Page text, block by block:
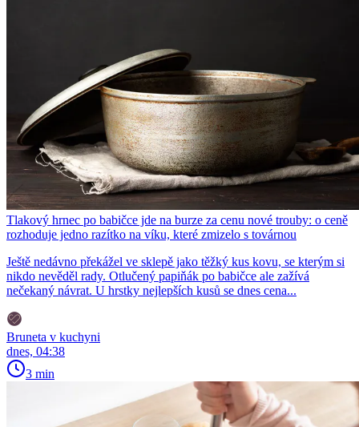
Tlakový hrnec po babičce jde na burze za cenu nové trouby: o ceně
rozhoduje jedno razítko na víku, které zmizelo s továrnou
Ještě nedávno překážel ve sklepě jako těžký kus kovu, se kterým si
nikdo nevěděl rady. Otlučený papiňák po babičce ale zažívá
nečekaný návrat. U hrstky nejlepších kusů se dnes cena...
Bruneta v kuchyni
dnes, 04:38
3 min